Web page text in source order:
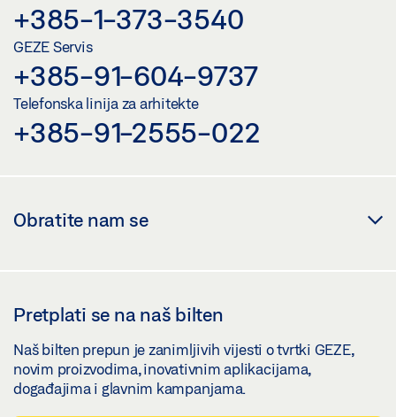
+385-1-373-3540
GEZE Servis
+385-91-604-9737
Telefonska linija za arhitekte
+385-91-2555-022
Obratite nam se
Pretplati se na naš bilten
Naš bilten prepun je zanimljivih vijesti o tvrtki GEZE,
novim proizvodima, inovativnim aplikacijama,
događajima i glavnim kampanjama.